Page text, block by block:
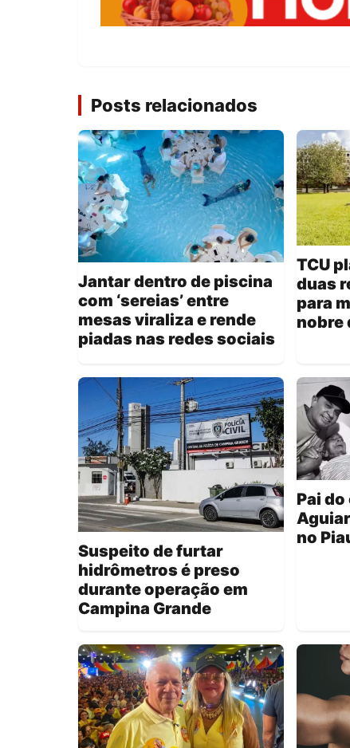
Posts relacionados
Jantar dentro de piscina
com ‘sereias’ entre
mesas viraliza e rende
piadas nas redes sociais
TCU
duas
para
nobre
Suspeito de furtar
hidrômetros é preso
durante operação em
Campina Grande
Pai
no